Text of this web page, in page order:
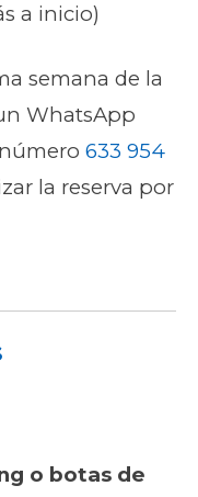
a inicio)
semana de la
WhatsApp
633 954
la reserva por
o botas de